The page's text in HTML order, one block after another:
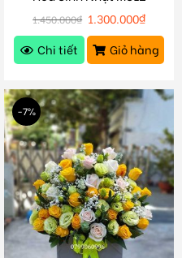
1.450.000₫ 1.300.000₫
Chi tiết
Giỏ hàng
-7%